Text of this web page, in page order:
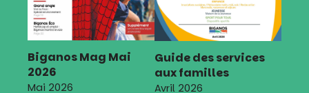
Biganos Mag Mai
2026
Mai 2026
Guide des services
aux familles
Avril 2026